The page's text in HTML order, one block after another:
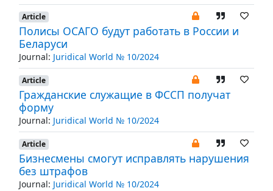
Article
Полисы ОСАГО будут работать в России и
Беларуси
Journal: Juridical World № 10/2024
Article
Гражданские служащие в ФССП получат
форму
Journal: Juridical World № 10/2024
Article
Бизнесмены смогут исправлять нарушения
без штрафов
Journal: Juridical World № 10/2024